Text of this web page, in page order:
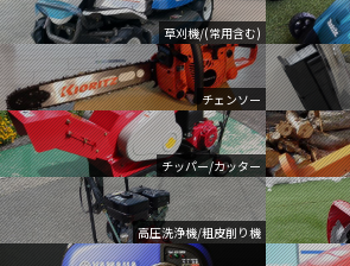
草刈機/(常用含む)
チェンソー
チッパー/カッター
高圧洗浄機/粗皮削り機